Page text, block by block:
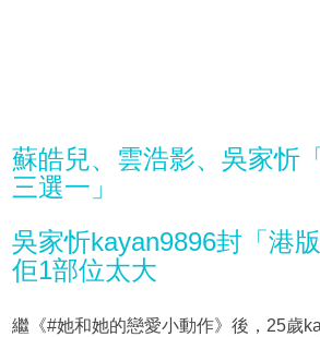
蘇皓兒、雲浩影、吳家忻
三選一」
吳家忻kayan9896封「港
佢1部位太大
繼《#她和她的戀愛小動作》後，25歲